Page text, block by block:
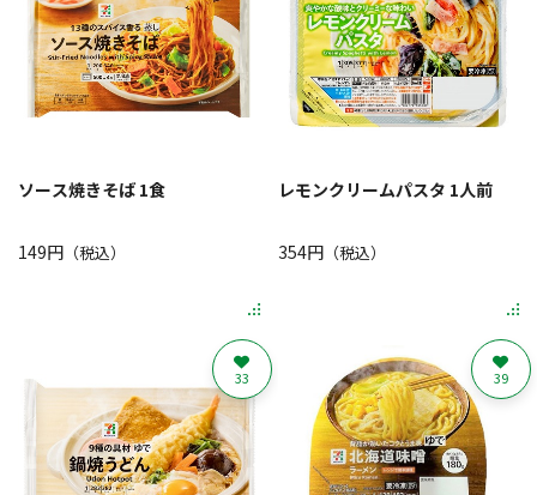
ソース焼きそば 1食
149円 （税込）
レモンクリームパスタ 1人前
354円（税込）
33 39